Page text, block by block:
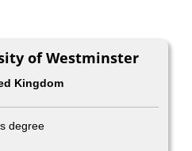
of Westminster
Kingdom
degree